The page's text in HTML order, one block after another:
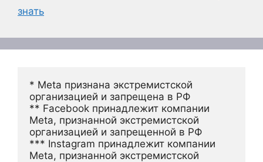
знать
* Meta признана экстремистской
организацией и запрещена в РФ
** Facebook принадлежит компании
Meta, признанной экстремистской
организацией и запрещенной в РФ
*** Instagram принадлежит компании
Meta, признанной экстремистской